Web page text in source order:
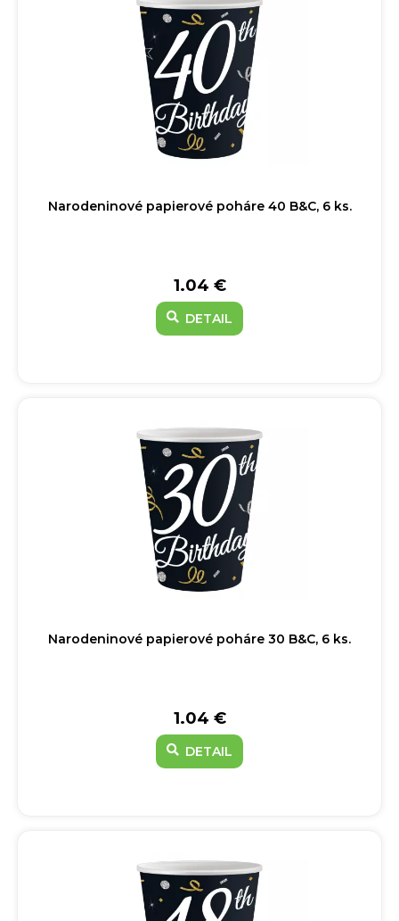
Narodeninové papierové poháre 40 B&C, 6 ks.
1.04 €
DETAIL
Narodeninové papierové poháre 30 B&C, 6 ks.
1.04 €
DETAIL